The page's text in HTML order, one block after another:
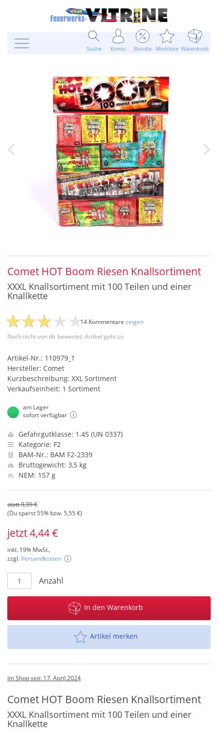
Suche Konto Bundle Merkliste Warenkorb
Comet HOT Boom Riesen Knallsortiment
XXXL Knallsortiment mit 100 Teilen und einer
Knallkette
Noch nicht von dir bewertet: Artikel geht so
14 Kommentare zeigen
Artikel-Nr.: 110979_1
Hersteller: Comet
Kurzbeschreibung: XXL Sortiment
Verkaufseinheit: 1 Sortiment
am Lager
sofort verfügbar
Gefahrgutklasse: 1.4S (UN 0337)
Kategorie: F2
BAM-Nr.: BAM F2-2339
Bruttogewicht: 3,5 kg
NEM: 157 g
statt 9,99 €
(Du sparst 55% bzw. 5,55 €)
jetzt 4,44 €
inkl. 19% MwSt.,
zzgl.Versandkosten
Anzahl
In den Warenkorb
Artikel merken
Im Shop seit: 17. April 2024
Comet HOT Boom Riesen Knallsortiment
XXXL Knallsortiment mit 100 Teilen und einer
Knallkette